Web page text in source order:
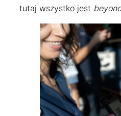
tutaj wszystko jest